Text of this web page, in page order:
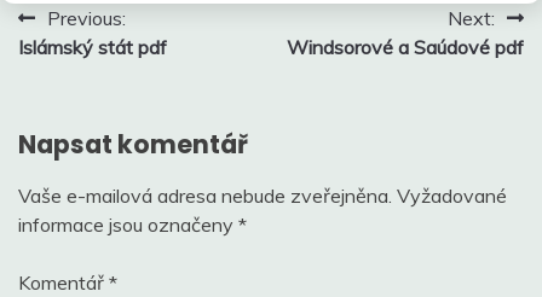
Navigace
pro
Previous:
Islámský stát pdf
Next:
Windsorové a Saúdové pdf
Napsat komentář
Vaše e-mailová adresa nebude zveřejněna. Vyžadované
informace jsou označeny *
Komentář *